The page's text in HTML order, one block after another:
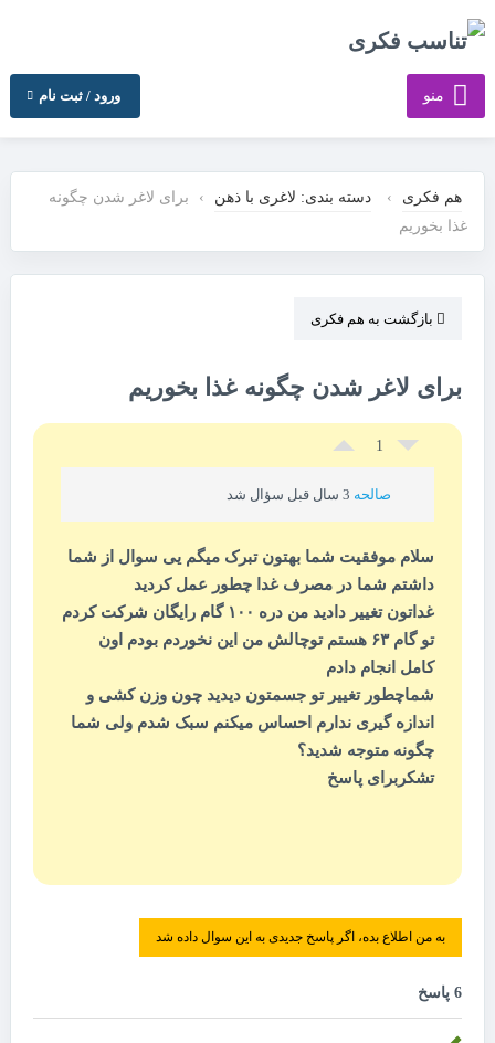
منو ورود / ثبت نام
هم فکری › دسته بندی: لاغری با ذهن ›
برای لاغر شدن چگونه
غذا بخوریم
بازگشت به هم فکری
برای لاغر شدن چگونه غذا بخوریم
1
صالحه
سلام موفقیت شما بهتون تبرک میگم یی سوال از شما
داشتم شما در مصرف غدا چطور عمل کردید
غداتون تغییر دادید من دره ۱۰۰ گام رایگان شرکت کردم
تو گام ۶۳ هستم توچالش من این نخوردم بودم اون
کامل انجام دادم
شماچطور تغییر تو جسمتون دیدید چون وزن کشی و
اندازه گیری ندارم احساس میکنم سبک شدم ولی شما
چگونه متوجه شدید؟
تشکربرای پاسخ
به من اطلاع بده، اگر پاسخ جدیدی به این سوال داده شد
6 پاسخ